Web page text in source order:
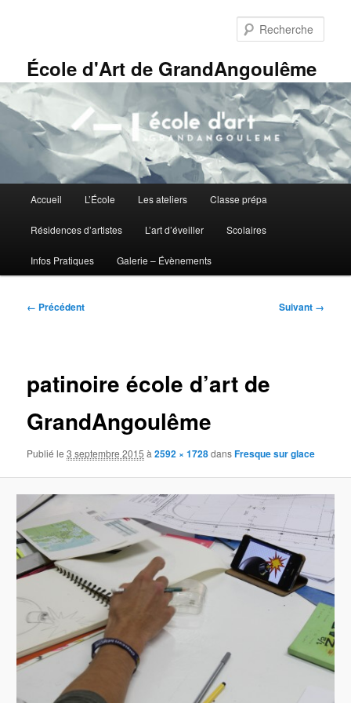
principalÉcole d'Art de GrandAngoulême
principal
Accueil L’École Les ateliers Classe prépa
Résidences d’artistes L’art d’éveiller Scolaires
Infos Pratiques Galerie – Évènements
Navigation
← Précédent Suivant →
patinoire école d’art de
GrandAngoulême
Publié le3 septembre 2015 à2592 × 1728dansFresque sur glace